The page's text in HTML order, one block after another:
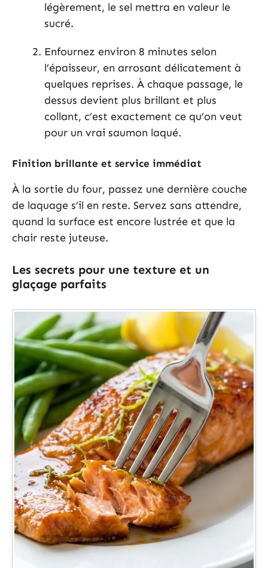
légèrement, le sel mettra en valeur le
sucré.
Enfournez environ 8 minutes selon
l’épaisseur, en arrosant délicatement à
quelques reprises. À chaque passage, le
dessus devient plus brillant et plus
collant, c’est exactement ce qu’on veut
pour un vrai saumon laqué.
Finition brillante et service immédiat
À la sortie du four, passez une dernière couche
de laquage s’il en reste. Servez sans attendre,
quand la surface est encore lustrée et que la
chair reste juteuse.
Les secrets pour une texture et un
glaçage parfaits